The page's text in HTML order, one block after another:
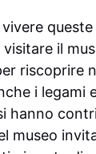
il
riscoprire
i legami
hanno
museo